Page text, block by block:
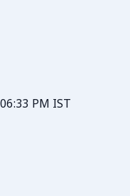
PM IST